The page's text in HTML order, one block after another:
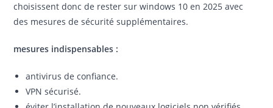
choisissent donc de rester sur windows 10 en 2025 avec
des mesures de sécurité supplémentaires.
mesures indispensables :
antivirus de confiance.
VPN sécurisé.